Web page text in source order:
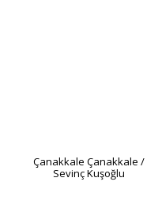
Çanakkale Çanakkale /
Sevinç Kuşoğlu